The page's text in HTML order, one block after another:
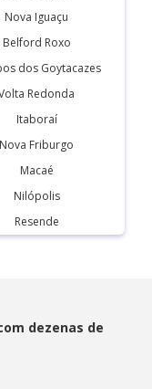
Nova Iguaçu
Belford Roxo
dos Goytacazes
Redonda
Itaboraí
Nova Friburgo
Macaé
Nilópolis
Resende
dezenas de